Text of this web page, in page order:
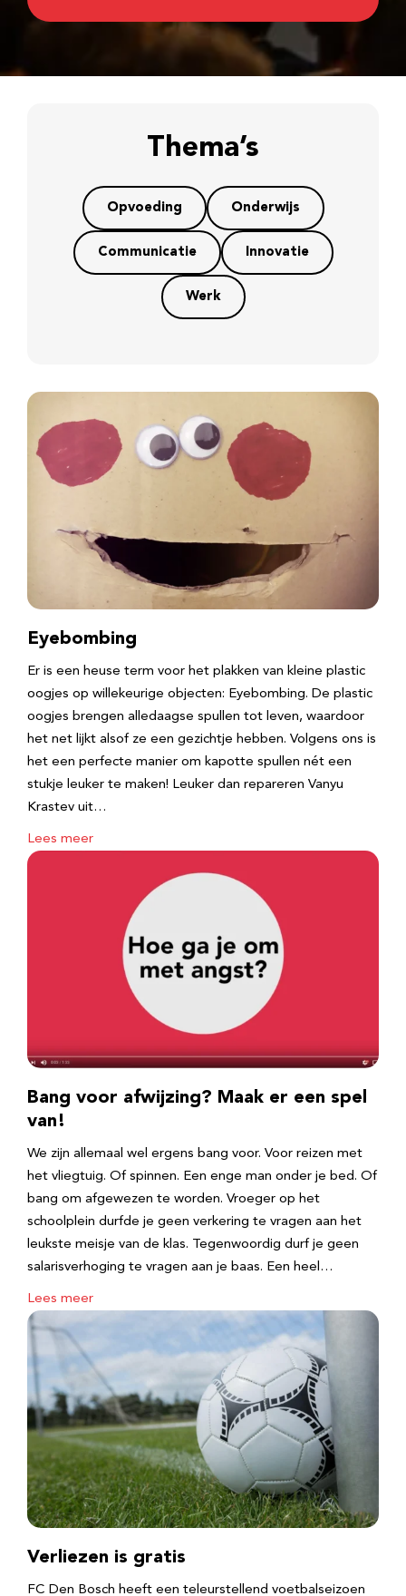
Thema’s
Opvoeding Onderwijs
Communicatie Innovatie
Werk
Eyebombing
Er is een heuse term voor het plakken van kleine plastic
oogjes op willekeurige objecten: Eyebombing. De plastic
oogjes brengen alledaagse spullen tot leven, waardoor
het net lijkt alsof ze een gezichtje hebben. Volgens ons is
het een perfecte manier om kapotte spullen nét een
stukje leuker te maken! Leuker dan repareren Vanyu
Krastev uit…
Lees meer
Bang voor afwijzing? Maak er een spel
van!
We zijn allemaal wel ergens bang voor. Voor reizen met
het vliegtuig. Of spinnen. Een enge man onder je bed. Of
bang om afgewezen te worden. Vroeger op het
schoolplein durfde je geen verkering te vragen aan het
leukste meisje van de klas. Tegenwoordig durf je geen
salarisverhoging te vragen aan je baas. Een heel…
Lees meer
Verliezen is gratis
FC Den Bosch heeft een teleurstellend voetbalseizoen